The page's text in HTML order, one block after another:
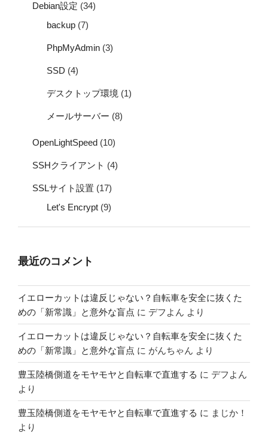
Debian設定 (34)
backup (7)
PhpMyAdmin (3)
SSD (4)
デスクトップ環境 (1)
メールサーバー (8)
OpenLightSpeed (10)
SSHクライアント (4)
SSLサイト設置 (17)
Let's Encrypt (9)
最近のコメント
イエローカットは違反じゃない？自転車を安全に抜くた
めの「新常識」と意外な盲点 に デフよん より
イエローカットは違反じゃない？自転車を安全に抜くた
めの「新常識」と意外な盲点 に がんちゃん より
豊玉陸橋側道をモヤモヤと自転車で直進する に デフよん
より
豊玉陸橋側道をモヤモヤと自転車で直進する に まじか！
より